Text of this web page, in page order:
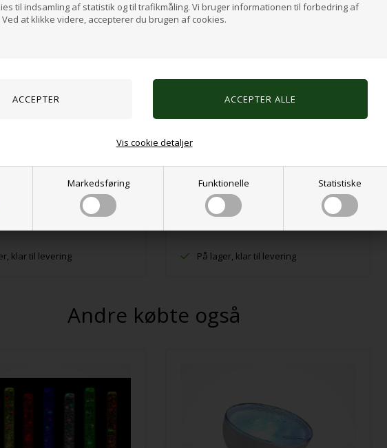
til indsamling af statistik og til trafikmåling. Vi bruger informationen til forbedring af
at klikke videre, accepterer du brugen af cookies.
Markedsføring Funktionelle Statistiske
Vis cookie detaljer
klar til levering
Sansering® Guldfarvet
11,00 DKK
VÆLG VARIANT
På lager, klar til levering
Andre købte også